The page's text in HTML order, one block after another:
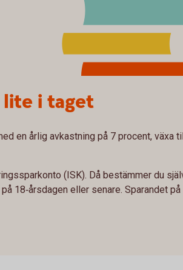
i taget
en årlig avkastning på 7 procent, växa
(ISK). Då bestämmer du
18‑årsdagen eller senare. Sparandet på